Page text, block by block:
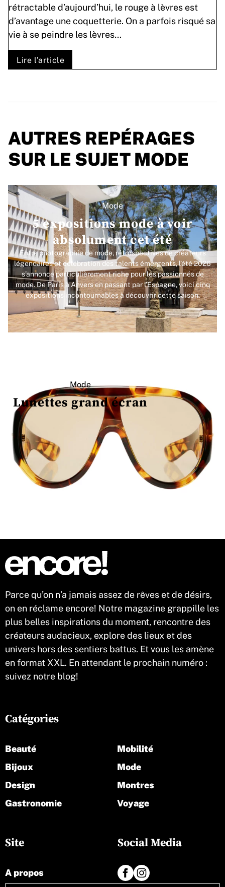
rétractable d’aujourd’hui, le rouge à lèvres est
d’avantage une coquetterie. On a parfois risqué sa
vie à se peindre les lèvres…
Lire l’article
AUTRES REPÉRAGES
SUR LE SUJET MODE
Mode
5 expositions mode à voir
absolument cet été
Entre photographie de mode, rétrospectives de créateurs
légendaires et célébration des talents émergents, l’été 2026
s’annonce particulièrement riche pour les passionnés de
mode. De Paris à Anvers en passant par l’Espagne, voici cinq
expositions incontournables à découvrir cette saison.
Mode
Lunettes grand écran
Parce qu’on n’a jamais assez de rêves et de désirs,
on en réclame encore! Notre magazine grappille les
plus belles inspirations du moment, rencontre des
créateurs audacieux, explore des lieux et des
univers hors des sentiers battus. Et vous les amène
en format XXL. En attendant le prochain numéro :
suivez notre blog!
Site
A propos
Catégories
Beauté
Bijoux
Design
Gastronomie
Mobilité
Mode
Montres
Voyage
Social Media